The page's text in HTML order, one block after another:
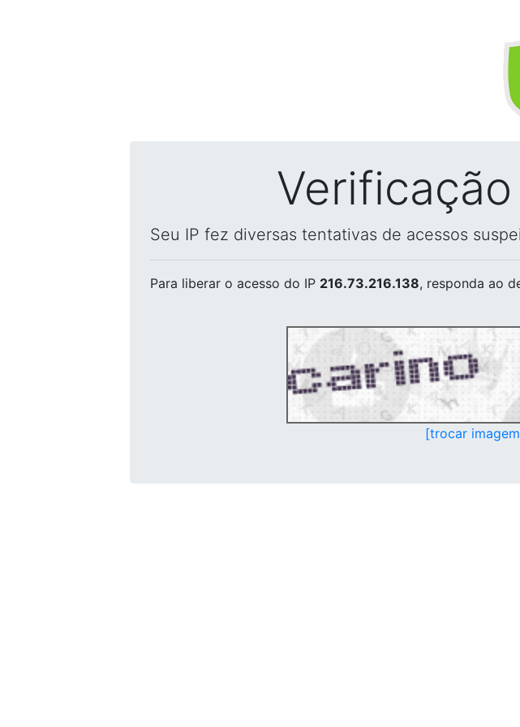
Seu IP fez diversas tentativas de acessos
Para liberar o acesso do IP 216.73.216.138, responda ao
[trocar